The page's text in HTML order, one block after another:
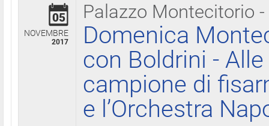
Palazzo Montecitorio
05
NOVEMBRE
2017
Domenica
con Boldrini -
campione di
e l’Orchestra